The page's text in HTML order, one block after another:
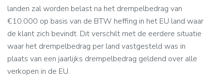
landen zal worden belast na het drempelbedrag van
€10.000 op basis van de BTW heffing in het EU land waar
de klant zich bevindt. Dit verschilt met de eerdere situatie
waar het drempelbedrag per land vastgesteld was in
plaats van een jaarlijks drempelbedrag geldend over alle
verkopen in de EU.